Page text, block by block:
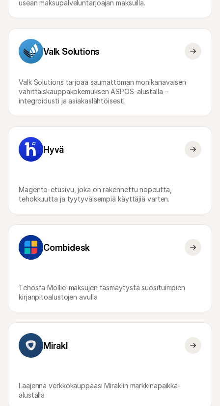
usean maksupalveluntarjoajan maksuilla.
Valk Solutions
Valk Solutions tarjoaa saumattoman monikanavaisen
vähittäiskauppakokemuksen ASPOS-alustalla –
integroidusti ja asiakaslähtöisesti.
Hyvä
Magento-etusivu, joka on rakennettu nopeutta,
tehokkuutta ja tyytyväisempiä käyttäjiä varten.
Combidesk
Tehosta Mollie-maksujen täsmäytystä suosituimpien
kirjanpitoalustojen avulla.
Mirakl
Laajenna verkkokauppaasi Miraklin markkinapaikka-
alustalla